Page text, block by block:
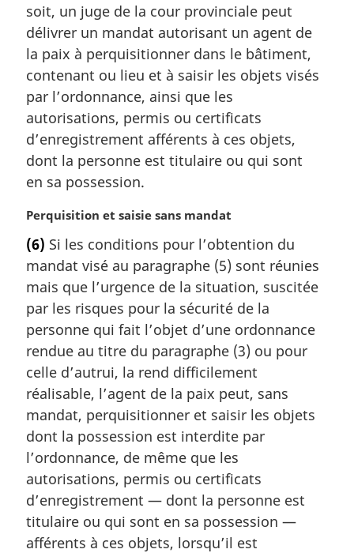
e
:
soit, un juge de la cour provinciale peut
délivrer un mandat autorisant un agent de
la paix à perquisitionner dans le bâtiment,
contenant ou lieu et à saisir les objets visés
par l’ordonnance, ainsi que les
autorisations, permis ou certificats
d’enregistrement afférents à ces objets,
dont la personne est titulaire ou qui sont
en sa possession.
N
t
e
m
a
r
g
i
n
a
e
:
Perquisition et saisie sans mandat
(6) Si les conditions pour l’obtention du
mandat visé au paragraphe (5) sont réunies
mais que l’urgence de la situation, suscitée
par les risques pour la sécurité de la
personne qui fait l’objet d’une ordonnance
rendue au titre du paragraphe (3) ou pour
celle d’autrui, la rend difficilement
réalisable, l’agent de la paix peut, sans
mandat, perquisitionner et saisir les objets
dont la possession est interdite par
l’ordonnance, de même que les
autorisations, permis ou certificats
d’enregistrement — dont la personne est
titulaire ou qui sont en sa possession —
afférents à ces objets, lorsqu’il est